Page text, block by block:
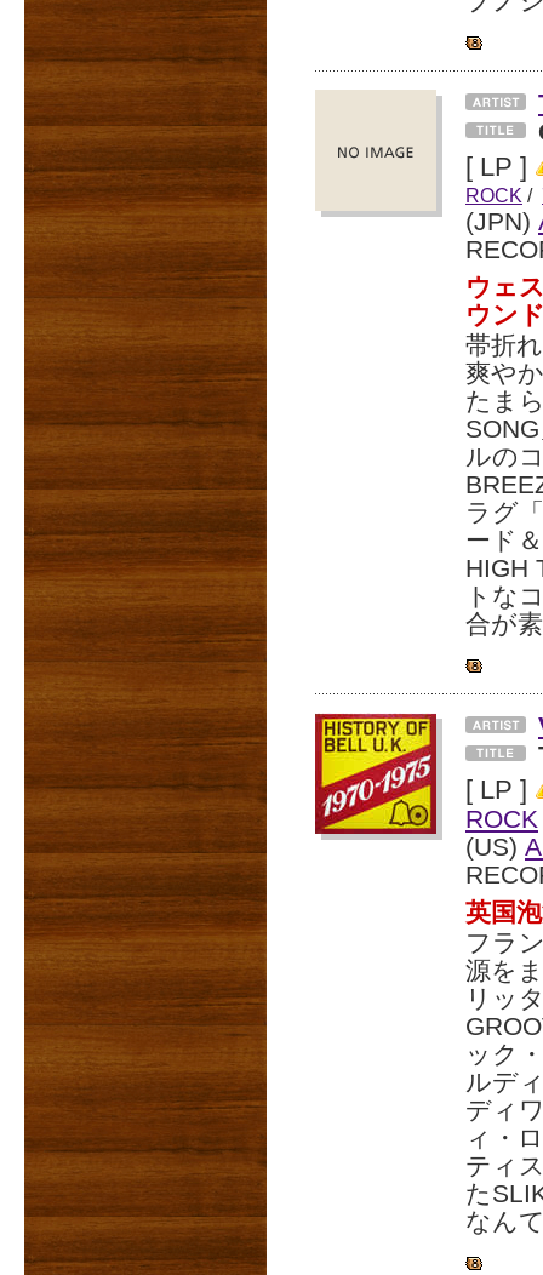
[ LP ]
ROCK /
(JPN)
ウェ
ウン
帯折
爽や
たま
ルの
ラグ
ード
HIGH
トな
合が
[ LP ]
ROCK
(US)
英国
フラ
源を
リッ
ック
ルデ
ディ
ィ・
ティ
た
なん